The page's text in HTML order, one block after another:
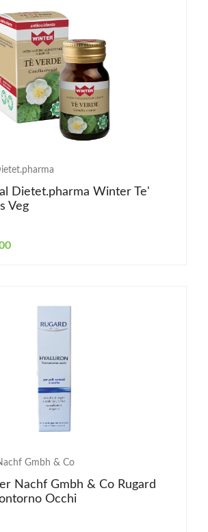
Dietet.pharma Winter Te'
Veg
Gmbh & Co
Nachf Gmbh & Co Rugard
Occhi